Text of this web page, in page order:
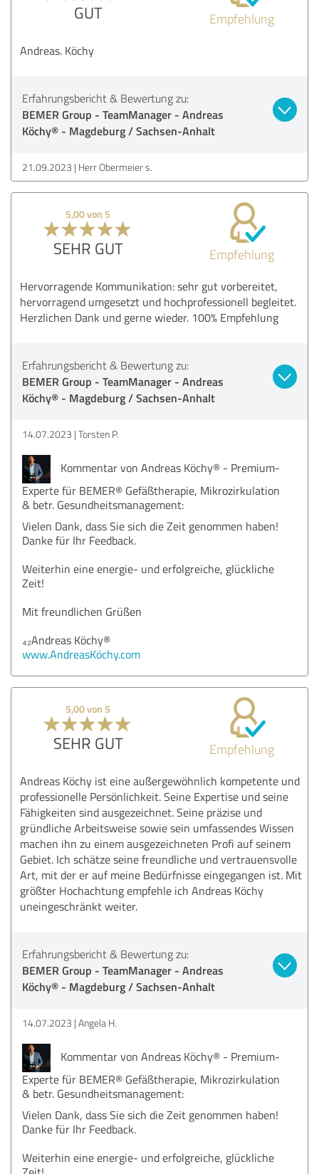
GUT Empfehlung
Andreas. Köchy
Erfahrungsbericht & Bewertung zu:
BEMER Group - TeamManager - Andreas
Köchy® - Magdeburg / Sachsen-Anhalt
21.09.2023 Herr Obermeier s.
5,00 von 5
SEHR GUT Empfehlung
Hervorragende Kommunikation: sehr gut vorbereitet,
hervorragend umgesetzt und hochprofessionell begleitet.
Herzlichen Dank und gerne wieder. 100% Empfehlung
Erfahrungsbericht & Bewertung zu:
BEMER Group - TeamManager - Andreas
Köchy® - Magdeburg / Sachsen-Anhalt
14.07.2023 Torsten P.
Kommentar von Andreas Köchy® - Premium-
Experte für BEMER® Gefäßtherapie, Mikrozirkulation
& betr. Gesundheitsmanagement:
Vielen Dank, dass Sie sich die Zeit genommen haben!
Danke für Ihr Feedback.
Weiterhin eine energie- und erfolgreiche, glückliche
Zeit!
Mit freundlichen Grüßen
₄₂Andreas Köchy®
www.AndreasKöchy.com
5,00 von 5
SEHR GUT Empfehlung
Andreas Köchy ist eine außergewöhnlich kompetente und
professionelle Persönlichkeit. Seine Expertise und seine
Fähigkeiten sind ausgezeichnet. Seine präzise und
gründliche Arbeitsweise sowie sein umfassendes Wissen
machen ihn zu einem ausgezeichneten Profi auf seinem
Gebiet. Ich schätze seine freundliche und vertrauensvolle
Art, mit der er auf meine Bedürfnisse eingegangen ist. Mit
größter Hochachtung empfehle ich Andreas Köchy
uneingeschränkt weiter.
Erfahrungsbericht & Bewertung zu:
BEMER Group - TeamManager - Andreas
Köchy® - Magdeburg / Sachsen-Anhalt
14.07.2023 Angela H.
Kommentar von Andreas Köchy® - Premium-
Experte für BEMER® Gefäßtherapie, Mikrozirkulation
& betr. Gesundheitsmanagement:
Vielen Dank, dass Sie sich die Zeit genommen haben!
Danke für Ihr Feedback.
Weiterhin eine energie- und erfolgreiche, glückliche